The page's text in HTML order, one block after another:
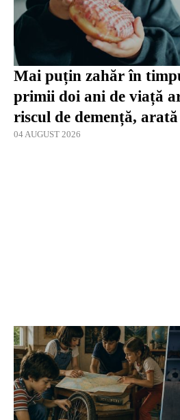
Mai puțin zahăr în
primii doi ani de viață
riscul de demență,
04 AUGUST 2026